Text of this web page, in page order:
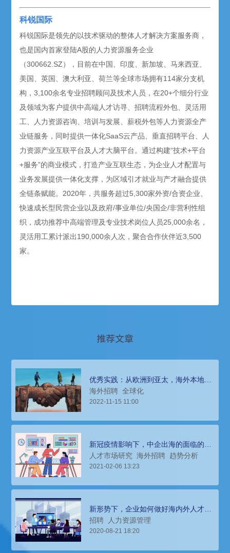
科锐国际
科锐国际是领先的以技术驱动的整体人才解决方案服务商，
也是国内首家登陆A股的人力资源服务企业
（300662.SZ），目前在中国、印度、新加坡、马来西亚、
美国、英国、澳大利亚、荷兰等全球市场拥有114家分支机
构，3,100余名专业招聘顾问及技术人员，在20+个细分行业
及领域为客户提供中高端人才访寻、招聘流程外包、灵活用
工、人力资源咨询、培训与发展、薪税外包等人力资源全产
业链服务，同时提供一体化SaaS云产品、垂直招聘平台、人
力资源产业互联平台及人才大脑平台。通过构建“技术+平台
+服务”的商业模式，打造产业互联生态，为企业人才配置与
业务发展提供一体化支撑，为区域引才就业与产才融合提供
全链条赋能。2020年，共服务超过5,300家外资/合资企业、
快速成长型民营企业以及政府/事业单位/央国企/非营利性组
织，成功推荐中高端管理及专业技术岗位人员25,000余名，
灵活用工累计派出190,000余人次，聚合合作伙伴近3,500
家。
推荐文章
优秀实践：从欧洲到亚太，海外本地团
队搭建要情直达
海外招聘 全球化
2022-11-15 11:00
新冠疫情影响下，中企出海的面临的人
才需求和薪酬变化
人才市场研究 海外招聘 趋势分析
2021-02-06 13:23
新形势下，企业如何做好海内外人才的
招聘与管理？
招聘 人力资源管理
2020-08-21 18:20